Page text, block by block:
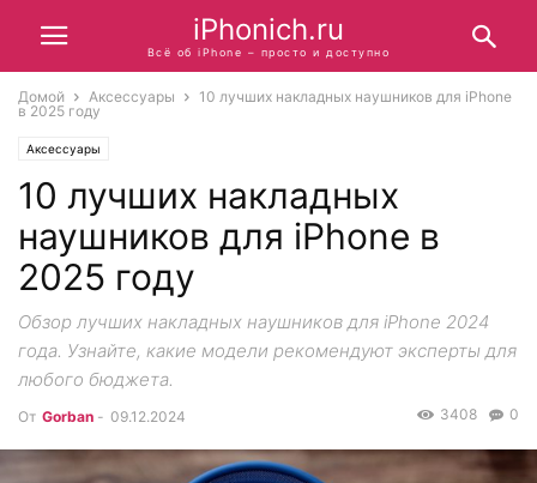
iPhonich.ru
Всё об iPhone – просто и доступно
Домой Аксессуары
10 лучших накладных наушников для iPhone
в 2025 году
Аксессуары
10 лучших накладных
наушников для iPhone в
2025 году
Обзор лучших накладных наушников для iPhone 2024
года. Узнайте, какие модели рекомендуют эксперты для
любого бюджета.
От Gorban - 09.12.2024 0
3408